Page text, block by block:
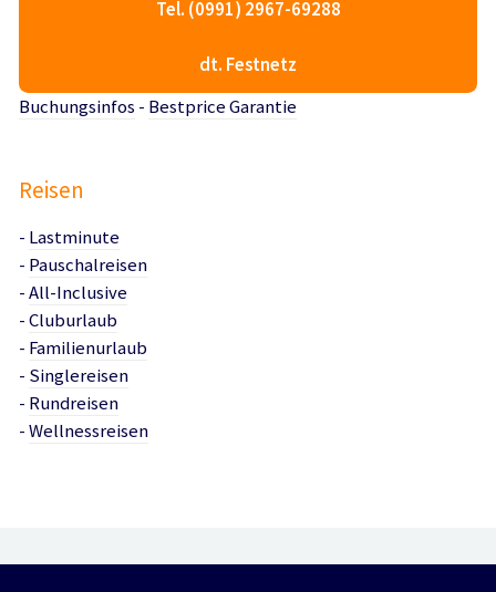
Tel. (0991) 2967-69288
dt. Festnetz
Buchungsinfos - Bestprice Garantie
Reisen
- Lastminute
- Pauschalreisen
-All-Inclusive
-Cluburlaub
- Familienurlaub
- Singlereisen
- Rundreisen
-Wellnessreisen